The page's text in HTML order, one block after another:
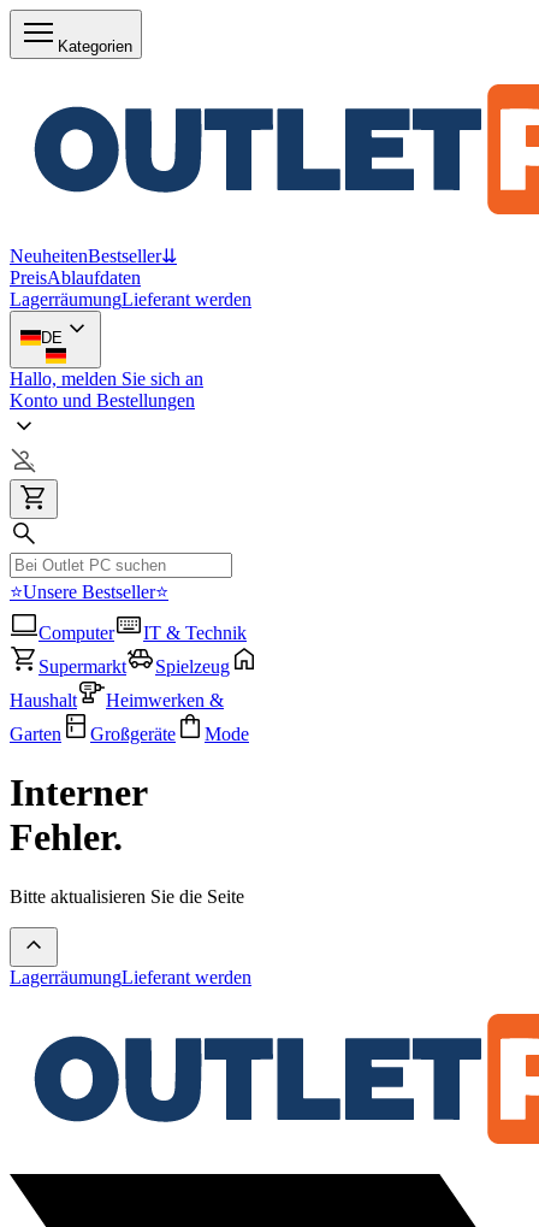
Kategorien
NeuheitenBestseller⇊
PreisAblaufdaten
LagerräumungLieferant werden
DE
Hallo, melden Sie sich an
Konto und Bestellungen
⭐Unsere Bestseller⭐
Computer
IT & Technik
Supermarkt
Spielzeug
Haushalt
Heimwerken &
Garten
Großgeräte Mode
Interner
Fehler.
Bitte aktualisieren Sie die Seite
LagerräumungLieferant werden